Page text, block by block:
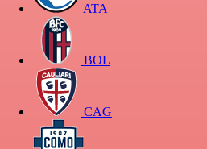
ATA
BOL
CAG